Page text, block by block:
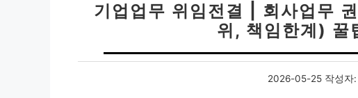
기업업무 위임전결 | 회사업무
위, 책임한계) 꿀
2026-05-25 작성자: